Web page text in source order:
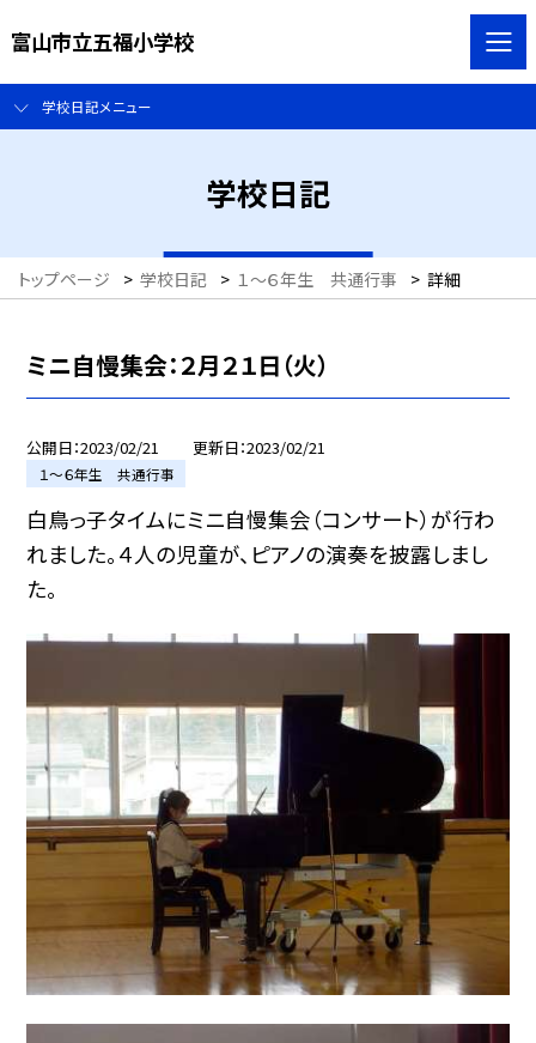
富山市立五福小学校
学校日記メニュー
学校日記
トップページ > 学校日記 > １〜６年生 共通行事 > 詳細
ミニ自慢集会：２月２１日（火）
公開日 2023/02/21 更新日 2023/02/21
１〜６年生 共通行事
白鳥っ子タイムにミニ自慢集会（コンサート）が行わ
れました。４人の児童が、ピアノの演奏を披露しまし
た。